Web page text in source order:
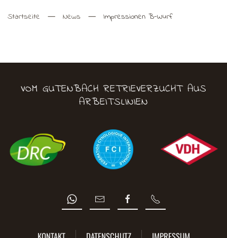
Startseite News Impressionen B-Wurf
VOM GUTENBACH RETRIEVERZUCHT AUS
ARBEITSLINIEN